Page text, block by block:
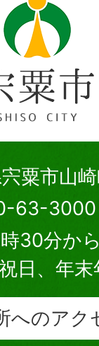
粟市山崎
63-3000
30分か
日、年
へのアク